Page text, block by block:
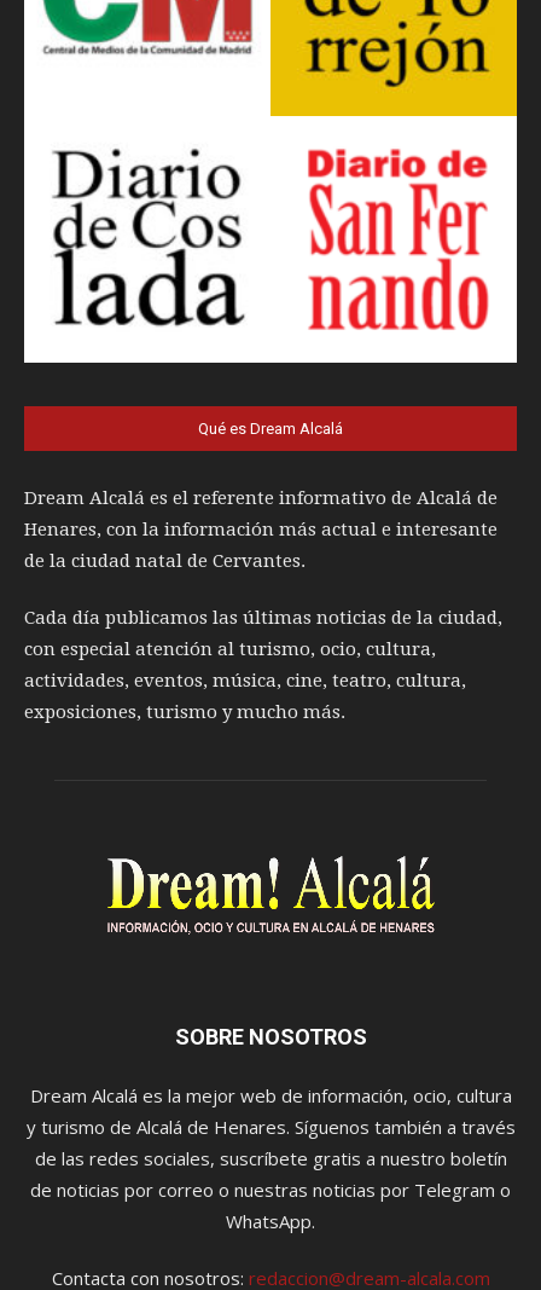
Qué es Dream Alcalá
Dream Alcalá es el referente informativo de Alcalá de
Henares, con la información más actual e interesante
de la ciudad natal de Cervantes.
Cada día publicamos las últimas noticias de la ciudad,
con especial atención al turismo, ocio, cultura,
actividades, eventos, música, cine, teatro, cultura,
exposiciones, turismo y mucho más.
SOBRE NOSOTROS
Dream Alcalá es la mejor web de información, ocio, cultura
y turismo de Alcalá de Henares. Síguenos también a través
de las redes sociales, suscríbete gratis a nuestro boletín
de noticias por correo o nuestras noticias por Telegram o
WhatsApp.
Contacta con nosotros: redaccion@dream-alcala.com